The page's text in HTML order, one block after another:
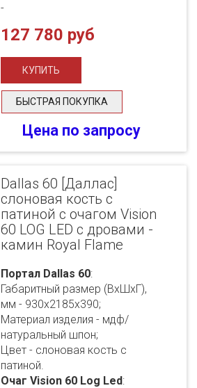
-
127 780 руб
БЫСТРАЯ ПОКУПКА
Цена по запросу
Dallas 60 [Даллас]
слоновая кость с
патиной с очагом Vision
60 LOG LED с дровами -
камин Royal Flame
Портал Dallas 60:
Габаритный размер (ВхШхГ),
мм - 930х2185х390;
Материал изделия - мдф/
натуральный шпон;
Цвет - слоновая кость с
патиной.
Очаг Vision 60 Log Led: